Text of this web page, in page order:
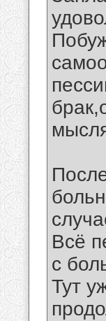
Всё
с
Тут